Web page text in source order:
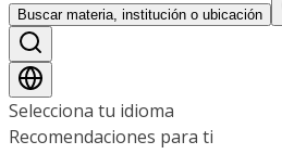
Buscar materia, institución o ubicación
Selecciona tu idioma
Recomendaciones para ti